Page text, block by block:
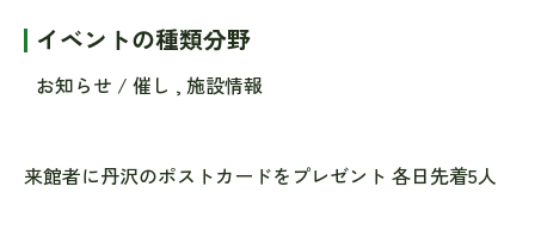
イベントの種類分野
お知らせ / 催し , 施設情報
来館者に丹沢のポストカードをプレゼント 各日先着5人